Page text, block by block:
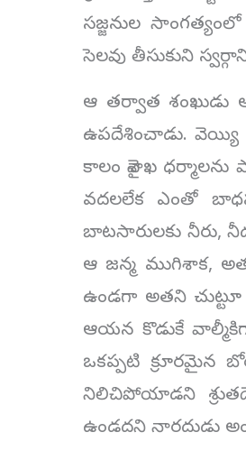
సజ్జనుల
సెలవు తీసుకుని
ఆ తర్వాత శంఖుడు
ఉపదేశించాడు.
కాలం వైశాఖ
వదలలేక ఎంతో
బాటసారులకు నీరు,
ఆ జన్మ ముగిశాక,
ఉండగా అతని
ఆయన కొడుకే
ఒకప్పటి
నిలిచిపోయాడని
ఉండదని నారదుడు